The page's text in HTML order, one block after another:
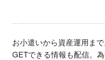
お小遣いから資産運用ま
GETできる情報も配信。